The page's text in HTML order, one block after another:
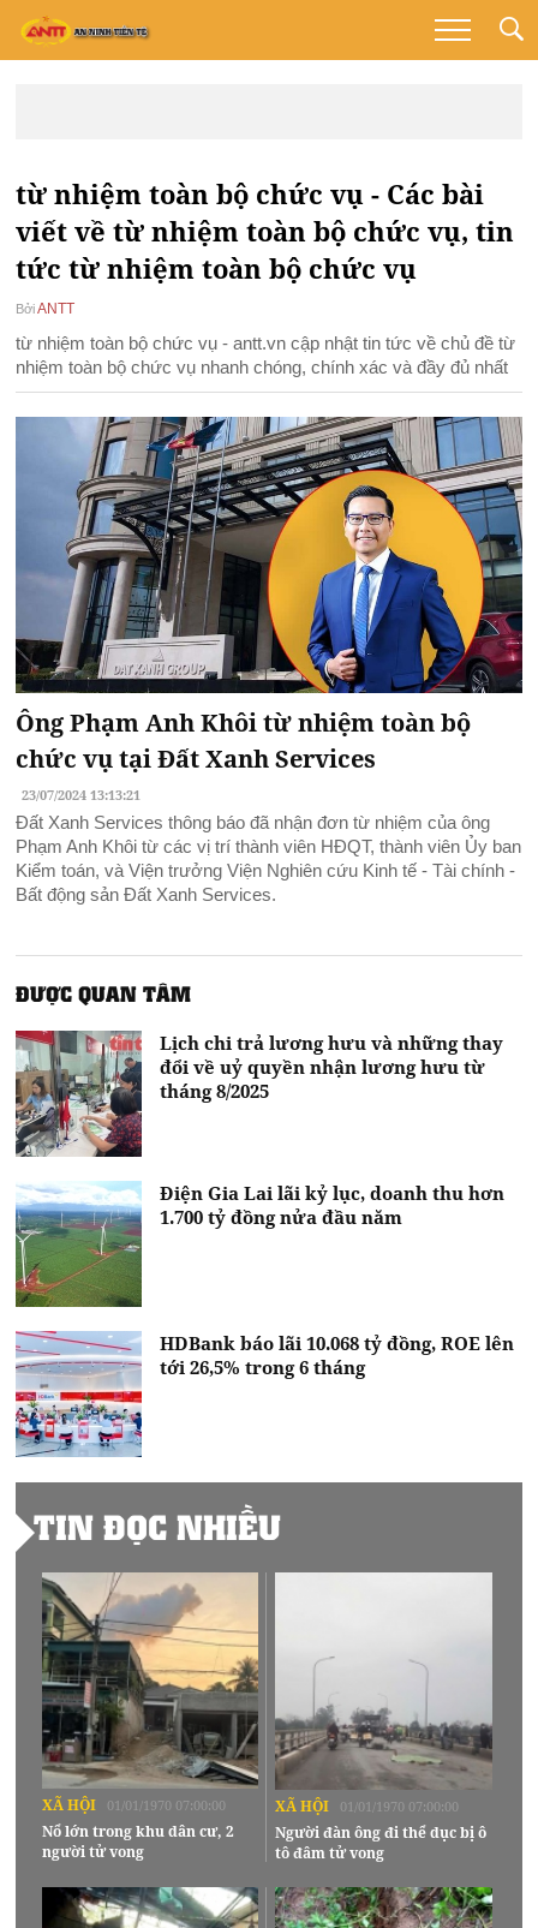
từ nhiệm toàn bộ chức vụ - Các bài
viết về từ nhiệm toàn bộ chức vụ, tin
tức từ nhiệm toàn bộ chức vụ
Bởi ANTT
từ nhiệm toàn bộ chức vụ - antt.vn cập nhật tin tức về chủ đề từ
nhiệm toàn bộ chức vụ nhanh chóng, chính xác và đầy đủ nhất
Ông Phạm Anh Khôi từ nhiệm toàn bộ
chức vụ tại Đất Xanh Services
23/07/2024 13:13:21
Đất Xanh Services thông báo đã nhận đơn từ nhiệm của ông
Phạm Anh Khôi từ các vị trí thành viên HĐQT, thành viên Ủy ban
Kiểm toán, và Viện trưởng Viện Nghiên cứu Kinh tế - Tài chính -
Bất động sản Đất Xanh Services.
ĐƯỢC QUAN TÂM
Lịch chi trả lương hưu và những thay
đổi về uỷ quyền nhận lương hưu từ
tháng 8/2025
Điện Gia Lai lãi kỷ lục, doanh thu hơn
1.700 tỷ đồng nửa đầu năm
HDBank báo lãi 10.068 tỷ đồng, ROE lên
tới 26,5% trong 6 tháng
TIN ĐỌC NHIỀU
XÃ HỘI 01/01/1970 07:00:00
Nổ lớn trong khu dân cư, 2
người tử vong
XÃ HỘI 01/01/1970 07:00:00
Người đàn ông đi thể dục bị ô
tô đâm tử vong